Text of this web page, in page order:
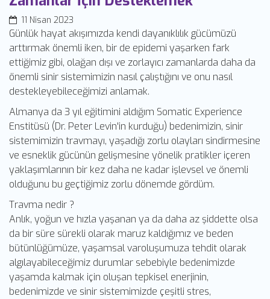
11 Nisan 2023
Günlük hayat akışımızda kendi dayanıklılık gücümüzü
arttırmak önemli iken, bir de epidemi yaşarken fark
ettiğimiz gibi, olağan dışı ve zorlayıcı zamanlarda daha da
önemli sinir sistemimizin nasıl çalıştığını ve onu nasıl
destekleyebileceğimizi anlamak.
Almanya da 3 yıl eğitimini aldığım Somatic Experience
Enstitüsü (Dr. Peter Levin'in kurduğu) bedenimizin, sinir
sistemimizin travmayı, yaşadığı zorlu olayları sindirmesine
ve esneklik gücünün gelişmesine yönelik pratikler içeren
yaklaşımlarının bir kez daha ne kadar işlevsel ve önemli
olduğunu bu geçtiğimiz zorlu dönemde gördüm.
Travma nedir ?
Anlık, yoğun ve hızla yaşanan ya da daha az şiddette olsa
da bir süre sürekli olarak maruz kaldığımız ve beden
bütünlüğümüze, yaşamsal varoluşumuza tehdit olarak
algılayabileceğimiz durumlar sebebiyle bedenimizde
yaşamda kalmak için oluşan tepkisel enerjinin,
bedenimizde ve sinir sistemimizde çeşitli stres,